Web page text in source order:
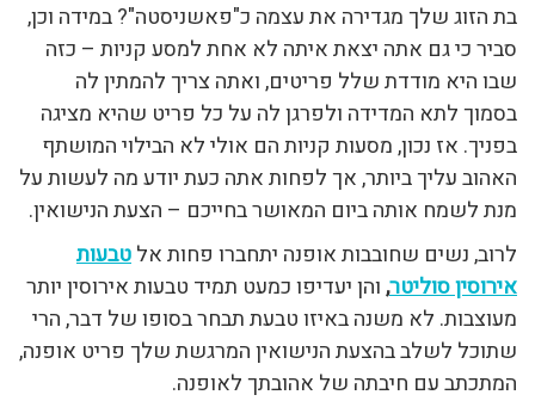
בת הזוג שלך מגדירה את עצמה כ"פאשניסטה"? במידה וכן,
סביר כי גם אתה יצאת איתה לא אחת למסע קניות – כזה
שבו היא מודדת שלל פריטים, ואתה צריך להמתין לה
בסמוך לתא המדידה ולפרגן לה על כל פריט שהיא מציגה
בפניך. אז נכון, מסעות קניות הם אולי לא הבילוי המושתף
האהוב עליך ביותר, אך לפחות אתה כעת יודע מה לעשות על
מנת לשמח אותה ביום המאושר בחייכם – הצעת הנישואין.
לרוב, נשים שחובבות אופנה יתחברו פחות אלטבעות
אירוסין סוליטר,והן יעדיפו כמעט תמיד טבעות אירוסין יותר
מעוצבות. לא משנה באיזו טבעת תבחר בסופו של דבר, הרי
שתוכל לשלב בהצעת הנישואין המרגשת שלך פריט אופנה,
המתכתב עם חיבתה של אהובתך לאופנה.